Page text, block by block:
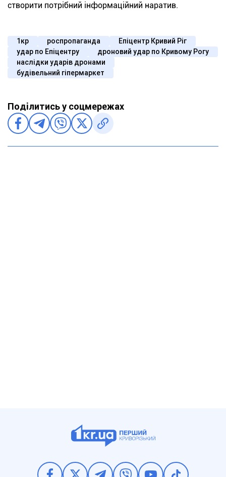
створити потрібний інформаційний наратив.
1кр роспропаганда
Епіцентр Кривий Ріг
удар по Епіцентру
дроновий удар по Кривому Рогу
наслідки ударів дронами
будівельний гіпермаркет
Поділитись у соцмережах